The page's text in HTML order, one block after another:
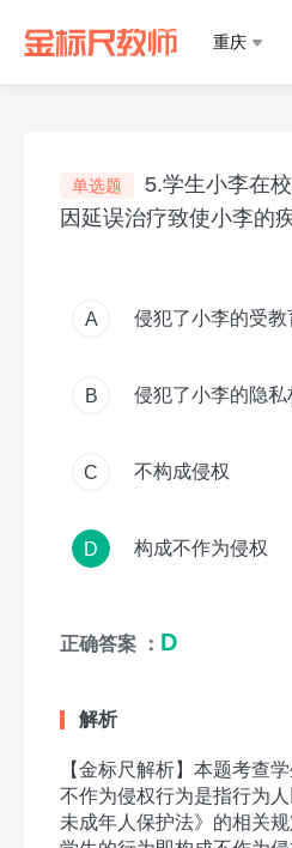
重庆
单选题
5.学生小李在
因延误治疗致使小李的
A 侵犯了小李的受教
B 侵犯了小李的隐私
C 不构成侵权
D 构成不作为侵权
正确答案 ： D
解析
【金标尺解析】本题考查学
不作为侵权行为是指行为
未成年人保护法》的相关